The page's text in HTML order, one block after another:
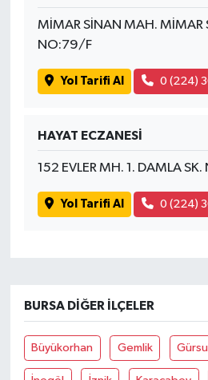
MİMAR SİNAN MAH. MİMAR
NO:79/F
Yol Tarifi Al 0 (224)
HAYAT ECZANESİ
152 EVLER MH. 1. DAMLA SK.
Yol Tarifi Al 0 (224)
BURSA DIĞER İLÇELER
Büyükorhan Gemlik Gürsu